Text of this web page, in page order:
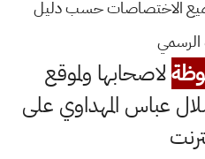
الاختصاصات حسب دليل
الرسمي
لاصحابها ولموقع
عباس المهداوي على